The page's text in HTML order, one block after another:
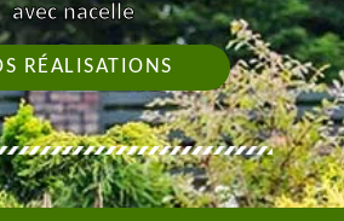
avec nacelle
RÉALISATIONS